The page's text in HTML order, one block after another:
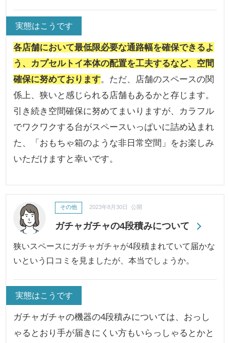
実態はこうです
各店舗において最低限必要な通路幅を確保できるよ
う、カプセルトイ本体の配置を工夫するなど、空間
確保に努めております。ただ、店舗のスペースの関
係上、狭いと感じられる店舗もあるかと存じます。
引き続き空間確保に努めてまいりますが、カラフル
でワクワクする台がスペースいっぱいに詰め込まれ
た、「おもちゃ箱のような非日常空間」をお楽しみ
いただけますと幸いです。
ガチャガチャの4段積みについて
その他 2023年8月30日 公開
狭いスペースにガチャガチャが4段積まれていて届かな
いという口コミを見ましたが、本当でしょうか。
実態はこうです
ガチャガチャの機器の4段積みについては、おっし
ゃるとおり手が届きにくい方もいらっしゃるとかと